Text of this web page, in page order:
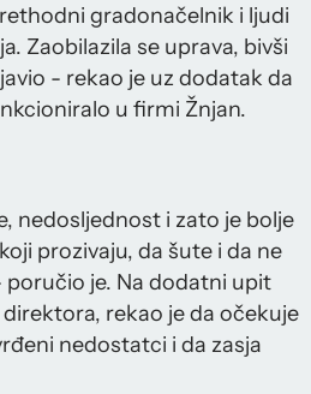
gradonačelnik i ljudi
Zaobilazila se uprava, bivši
- rekao je uz dodatak da
u firmi Žnjan.
nedosljednost i zato je bolje
prozivaju, da šute i da ne
je. Na dodatni upit
rekao je da očekuje
nedostatci i da zasja